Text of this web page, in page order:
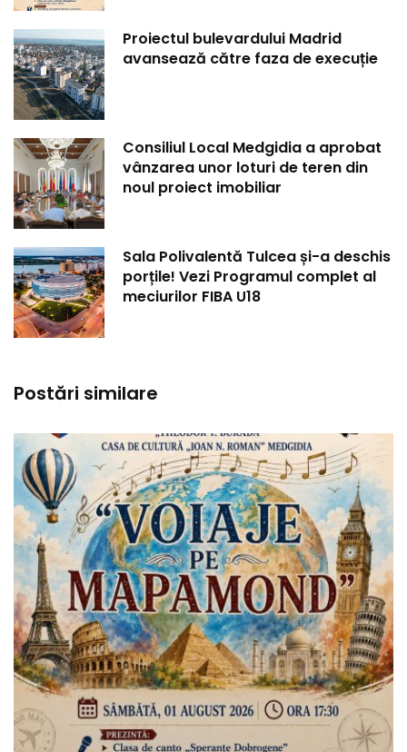
Proiectul bulevardului Madrid
avansează către faza de execuție
Consiliul Local Medgidia a aprobat
vânzarea unor loturi de teren din
noul proiect imobiliar
Sala Polivalentă Tulcea și-a deschis
porțile! Vezi Programul complet al
meciurilor FIBA U18
Postări similare